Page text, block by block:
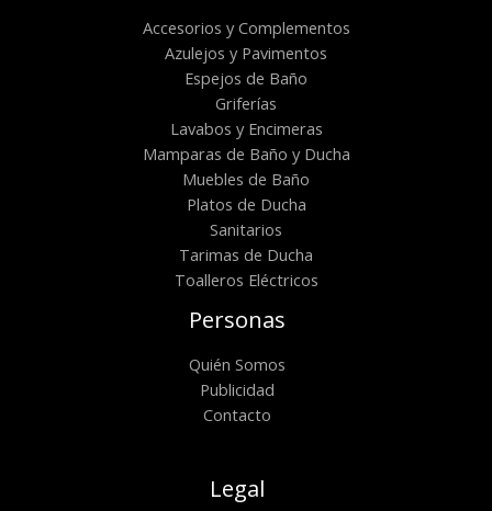
Accesorios y Complementos
Azulejos y Pavimentos
Espejos de Baño
Griferías
Lavabos y Encimeras
Mamparas de Baño y Ducha
Muebles de Baño
Platos de Ducha
Sanitarios
Tarimas de Ducha
Toalleros Eléctricos
Personas
Quién Somos
Publicidad
Contacto
Legal